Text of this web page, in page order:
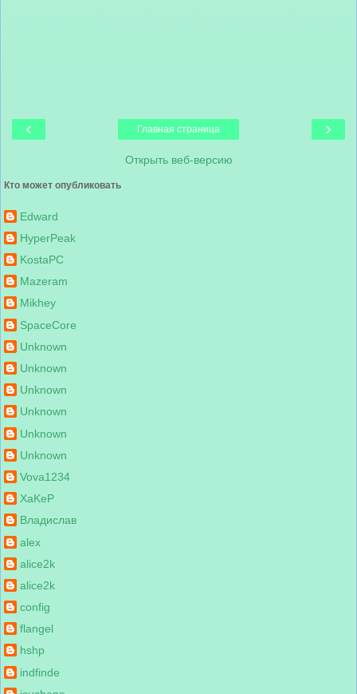
‹ ›
Главная страница
Открыть веб-версию
Кто может опубликовать
Edward
HyperPeak
KostaPC
Mazeram
Mikhey
SpaceCore
Unknown
Unknown
Unknown
Unknown
Unknown
Unknown
Vova1234
XaKeP
Владислав
alex
alice2k
alice2k
config
flangel
hshp
indfinde